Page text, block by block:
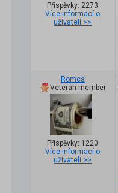
Příspěvky: 2273
Více informací o
uživateli >>
Romca
Veteran member
Příspěvky: 1220
Více informací o
uživateli >>